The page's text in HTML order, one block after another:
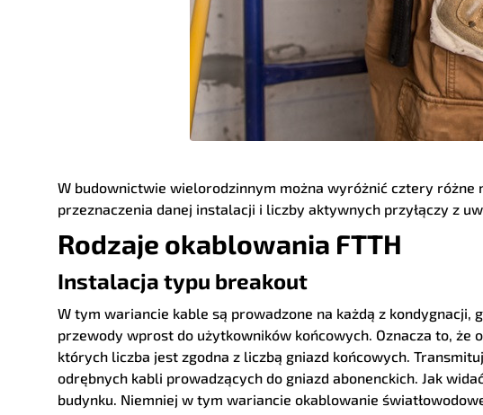
W budownictwie wielorodzinnym można wyróżnić cztery różne
przeznaczenia danej instalacji i liczby aktywnych przyłączy z
Rodzaje okablowania FTTH
Instalacja typu breakout
W tym wariancie kable są prowadzone na każdą z kondygnacji,
przewody wprost do użytkowników końcowych. Oznacza to, że
których liczba jest zgodna z liczbą gniazd końcowych.
odrębnych kabli prowadzących do gniazd abonenckich. Jak
budynku. Niemniej w tym wariancie okablowanie